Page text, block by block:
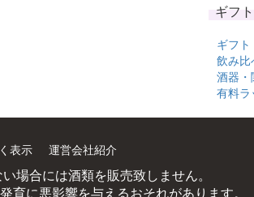
ギフ
ギフト
飲み比
酒器・
有料ラ
表示 運営会社紹介
場合には酒類を販売致しません。
育に悪影響を与えるおそれがあります。